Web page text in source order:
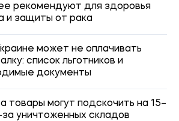
рекомендуют для здоровья
и защиты от рака
может не оплачивать
список льготников и
документы
товары могут подскочить на 15–
за уничтоженных складов